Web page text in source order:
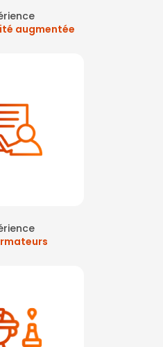
augmentée